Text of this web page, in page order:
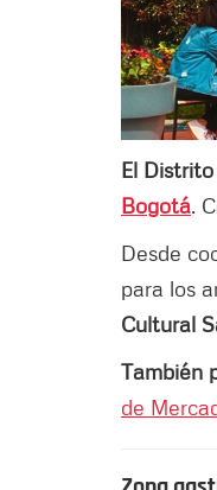
El
Bogotá.
Desde
para los
Cultural
También
de